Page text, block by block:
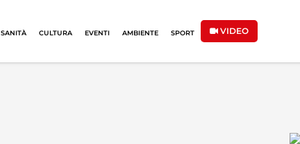
SANITÀ CULTURA EVENTI AMBIENTE SPORT VIDEO